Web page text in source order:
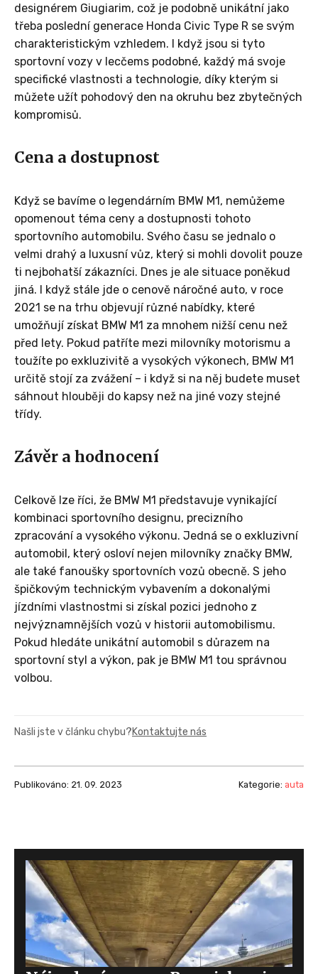
designérem Giugiarim, což je podobně unikátní jako
třeba poslední generace Honda Civic Type R se svým
charakteristickým vzhledem. I když jsou si tyto
sportovní vozy v lecčems podobné, každý má svoje
specifické vlastnosti a technologie, díky kterým si
můžete užít pohodový den na okruhu bez zbytečných
kompromisů.
Cena a dostupnost
Když se bavíme o legendárním BMW M1, nemůžeme
opomenout téma ceny a dostupnosti tohoto
sportovního automobilu. Svého času se jednalo o
velmi drahý a luxusní vůz, který si mohli dovolit pouze
ti nejbohatší zákazníci. Dnes je ale situace poněkud
jiná. I když stále jde o cenově náročné auto, v roce
2021 se na trhu objevují různé nabídky, které
umožňují získat BMW M1 za mnohem nižší cenu než
před lety. Pokud patříte mezi milovníky motorismu a
toužíte po exkluzivitě a vysokých výkonech, BMW M1
určitě stojí za zvážení – i když si na něj budete muset
sáhnout hlouběji do kapsy než na jiné vozy stejné
třídy.
Závěr a hodnocení
Celkově lze říci, že BMW M1 představuje vynikající
kombinaci sportovního designu, precizního
zpracování a vysokého výkonu. Jedná se o exkluzivní
automobil, který osloví nejen milovníky značky BMW,
ale také fanoušky sportovních vozů obecně. S jeho
špičkovým technickým vybavením a dokonalými
jízdními vlastnostmi si získal pozici jednoho z
nejvýznamnějších vozů v historii automobilismu.
Pokud hledáte unikátní automobil s důrazem na
sportovní styl a výkon, pak je BMW M1 tou správnou
volbou.
Našli jste v článku chybu?Kontaktujte nás
Publikováno: 21. 09. 2023 Kategorie: auta